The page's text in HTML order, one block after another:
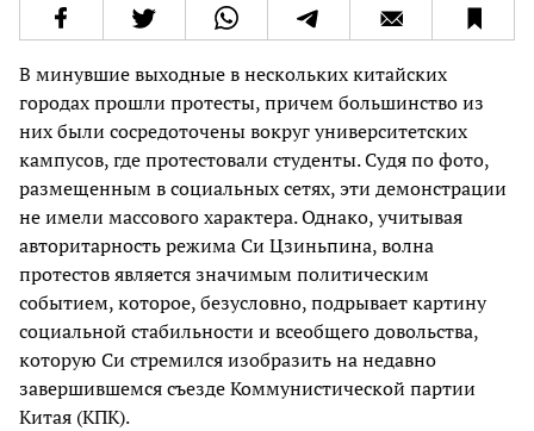
В минувшие выходные в нескольких китайских
городах прошли протесты, причем большинство из
них были сосредоточены вокруг университетских
кампусов, где протестовали студенты. Судя по фото,
размещенным в социальных сетях, эти демонстрации
не имели массового характера. Однако, учитывая
авторитарность режима Си Цзиньпина, волна
протестов является значимым политическим
событием, которое, безусловно, подрывает картину
социальной стабильности и всеобщего довольства,
которую Си стремился изобразить на недавно
завершившемся съезде Коммунистической партии
Китая (КПК).